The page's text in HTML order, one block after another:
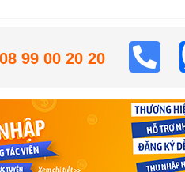
08 99 00 20 20